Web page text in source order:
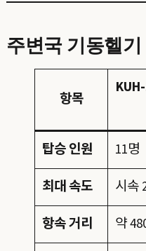
주변국 기동헬
항목
탑승 인원 11명
최대 속도
시속
항속 거리
약